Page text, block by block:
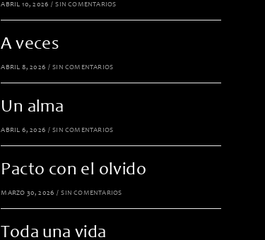
ABRIL 10, 2026 / SIN COMENTARIOS
A veces
ABRIL 8, 2026 / SIN COMENTARIOS
Un alma
ABRIL 6, 2026 / SIN COMENTARIOS
Pacto con el olvido
MARZO 30, 2026 / SIN COMENTARIOS
Toda una vida